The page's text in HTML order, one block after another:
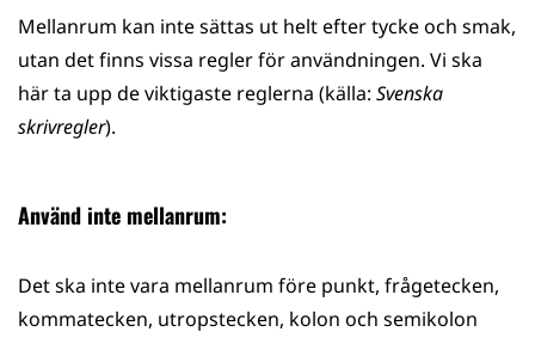
WhatsApp
Facebook
TwitterLinkedIn
Mellanrum kan inte sättas ut helt efter tycke och smak,
utan det finns vissa regler för användningen. Vi ska
här ta upp de viktigaste reglerna (källa: Svenska
skrivregler).
Använd inte mellanrum:
Det ska inte vara mellanrum före punkt, frågetecken,
kommatecken, utropstecken, kolon och semikolon